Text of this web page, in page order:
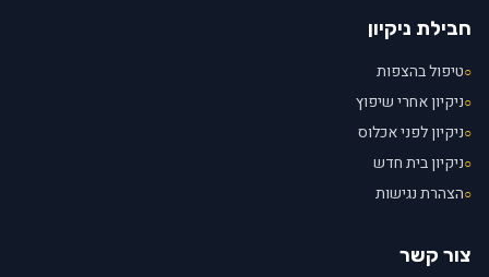
חבילת ניקיון
○טיפול בהצפות
○ניקיון אחרי שיפוץ
○ניקיון לפני אכלוס
○ניקיון בית חדש
○הצהרת נגישות
צור קשר